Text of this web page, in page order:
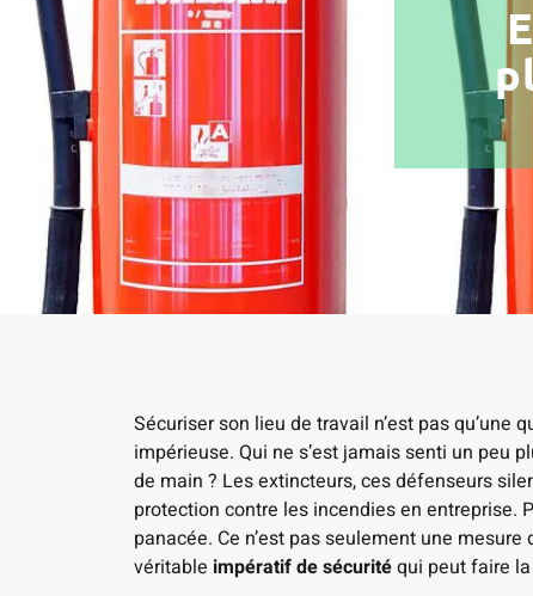
Sécuriser son lieu de travail n’est pas qu’une
impérieuse. Qui ne s’est jamais senti un peu
de main ? Les extincteurs, ces défenseurs
protection contre les incendies en entreprise.
panacée. Ce n’est pas seulement une
véritable impératif de sécuritéqui peut faire